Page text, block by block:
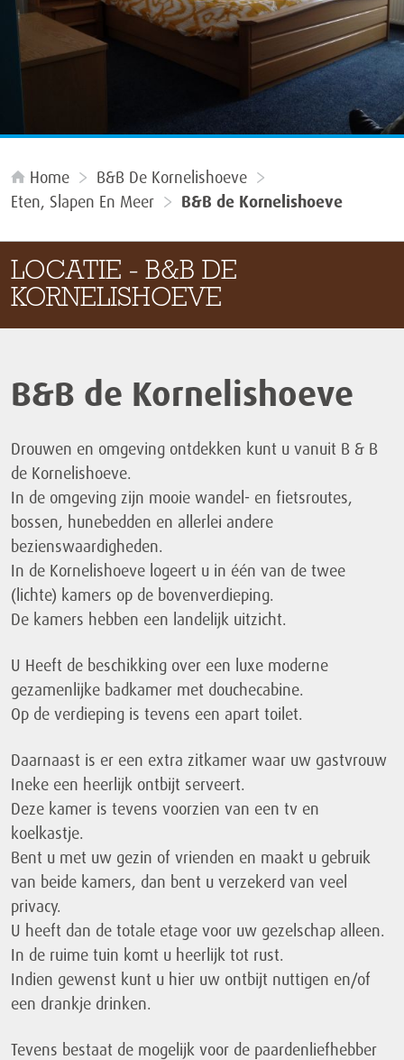
Home
B&B De Kornelishoeve
Eten, Slapen En Meer
B&B de Kornelishoeve
LOCATIE - B&B DE
KORNELISHOEVE
B&B de Kornelishoeve
Drouwen en omgeving ontdekken kunt u vanuit B & B
de Kornelishoeve.
In de omgeving zijn mooie wandel- en fietsroutes,
bossen, hunebedden en allerlei andere
bezienswaardigheden.
In de Kornelishoeve logeert u in één van de twee
(lichte) kamers op de bovenverdieping.
De kamers hebben een landelijk uitzicht.
U Heeft de beschikking over een luxe moderne
gezamenlijke badkamer met douchecabine.
Op de verdieping is tevens een apart toilet.
Daarnaast is er een extra zitkamer waar uw gastvrouw
Ineke een heerlijk ontbijt serveert.
Deze kamer is tevens voorzien van een tv en
koelkastje.
Bent u met uw gezin of vrienden en maakt u gebruik
van beide kamers, dan bent u verzekerd van veel
privacy.
U heeft dan de totale etage voor uw gezelschap alleen.
In de ruime tuin komt u heerlijk tot rust.
Indien gewenst kunt u hier uw ontbijt nuttigen en/of
een drankje drinken.
Tevens bestaat de mogelijk voor de paardenliefhebber